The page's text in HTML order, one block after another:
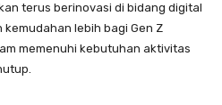
terus berinovasi di bidang digital
lebih bagi Gen Z
memenuhi kebutuhan aktivitas